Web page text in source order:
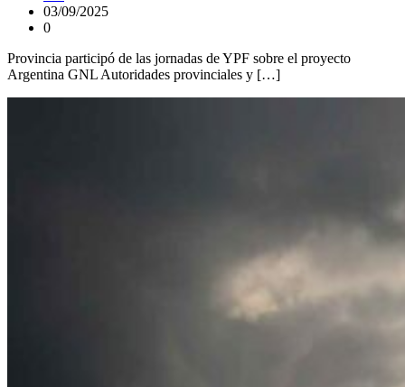
03/09/2025
0
Provincia participó de las jornadas de YPF sobre el proyecto
Argentina GNL Autoridades provinciales y […]